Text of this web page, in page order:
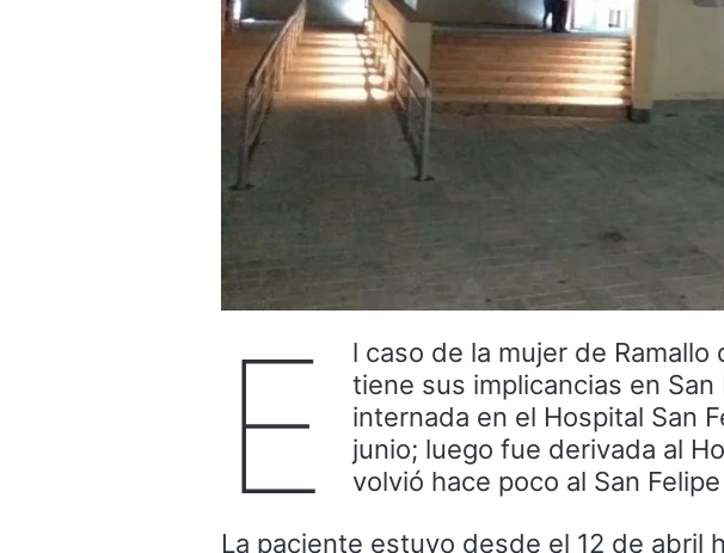
E
l caso de la mujer de
tiene sus implicancias en
internada en el Hospital San
junio; luego fue derivada al
volvió hace poco al San
La paciente estuvo desde el 12 de abril